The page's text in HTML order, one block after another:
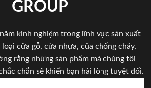
GROUP
kinh nghiệm trong lĩnh vực sản xuất
cửa gỗ, cửa nhựa, của chống cháy,
rằng những sản phẩm mà chúng tôi
chắn sẽ khiến bạn hài lòng tuyệt đối.